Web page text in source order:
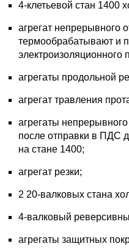
4-клетьевой стан 1400
агрегат непрерывного
термообрабатывают и
электроизоляционного
агрегаты продольной
агрегат травления
агрегаты
после отправки в ПДС
на стане 1400;
агрегат резки;
2 20-валковых стана
4-валковый
агрегаты защитных